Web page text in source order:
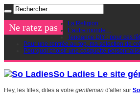
Ne ratez pas
La Religion
L’autre monde…
Tendance DIY : pour ces
Pour une rentrée au top, ma sélection de
Pourquoi choisir une casquette
So Ladies Le site
Hey, les filles, dites a votre gentleman d'aller sur